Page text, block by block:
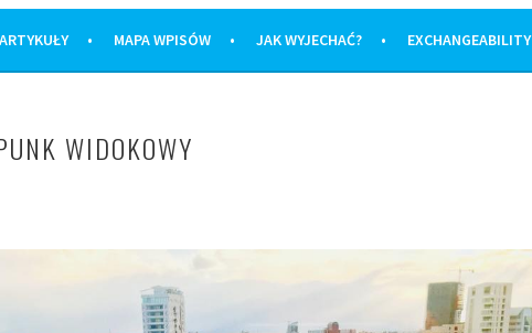
ARTYKUŁY MAPA WPISÓW JAK WYJECHAĆ? EXCHANGEABILITY
WIDOKOWY